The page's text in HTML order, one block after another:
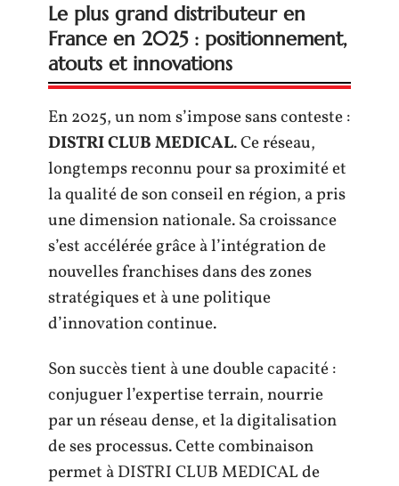
Le plus grand distributeur en
France en 2025 : positionnement,
atouts et innovations
En 2025, un nom s’impose sans conteste :
DISTRI CLUB MEDICAL. Ce réseau,
longtemps reconnu pour sa proximité et
la qualité de son conseil en région, a pris
une dimension nationale. Sa croissance
s’est accélérée grâce à l’intégration de
nouvelles franchises dans des zones
stratégiques et à une politique
d’innovation continue.
Son succès tient à une double capacité :
conjuguer l’expertise terrain, nourrie
par un réseau dense, et la digitalisation
de ses processus. Cette combinaison
permet à DISTRI CLUB MEDICAL de